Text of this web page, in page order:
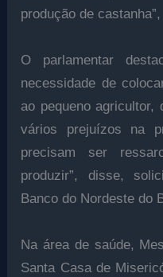
produção de
O parlamentar
necessidade de
ao pequeno agricultor,
vários prejuízos na
precisam ser
produzir”, disse,
Banco do Nordeste do
Na área de saúde,
Santa Casa de